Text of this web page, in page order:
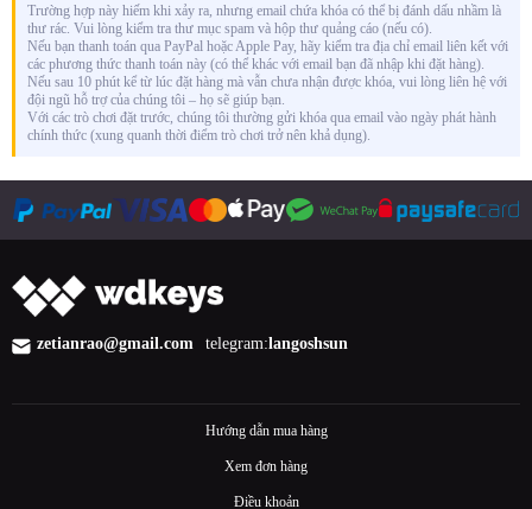
Trường hợp này hiếm khi xảy ra, nhưng email chứa khóa có thể bị đánh dấu nhầm là
thư rác. Vui lòng kiểm tra thư mục spam và hộp thư quảng cáo (nếu có).
Nếu bạn thanh toán qua PayPal hoặc Apple Pay, hãy kiểm tra địa chỉ email liên kết với
các phương thức thanh toán này (có thể khác với email bạn đã nhập khi đặt hàng).
Nếu sau 10 phút kể từ lúc đặt hàng mà vẫn chưa nhận được khóa, vui lòng liên hệ với
đội ngũ hỗ trợ của chúng tôi – họ sẽ giúp bạn.
Với các trò chơi đặt trước, chúng tôi thường gửi khóa qua email vào ngày phát hành
chính thức (xung quanh thời điểm trò chơi trở nên khả dụng).
zetianrao@gmail.com telegram:langoshsun
Hướng dẫn mua hàng
Xem đơn hàng
Điều khoản